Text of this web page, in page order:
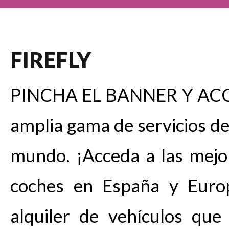
FIREFLY
PINCHA EL BANNER Y
amplia gama de servicios
mundo. ¡Acceda a las
coches en España y
alquiler de vehículos